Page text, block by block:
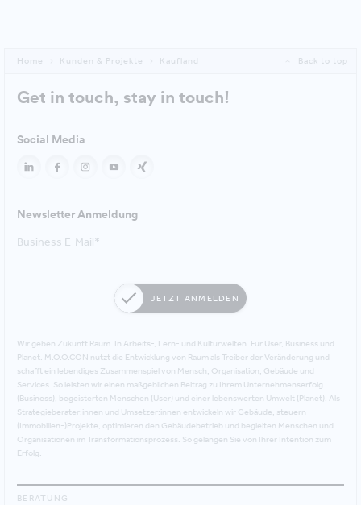
Home Kunden & Projekte Kaufland Back to top
Get in touch, stay in touch!
Social Media
Newsletter Anmeldung
JETZT ANMELDEN
Wir geben Zukunft Raum. In Arbeits-, Lern- und Kulturwelten. Für User, Business und
Planet. M.O.O.CON nutzt die Entwicklung von Raum als Treiber der Veränderung und
schafft ein lebendiges Zusammenspiel von Mensch, Organisation, Gebäude und
Services. So leisten wir einen maßgeblichen Beitrag zu Ihrem Unternehmenserfolg
(Business), begeisterten Menschen (User) und einer lebenswerten Umwelt (Planet). Als
Strategieberater:innen und Umsetzer:innen entwickeln wir Gebäude, steuern
(Immobilien-)Projekte, optimieren den Gebäudebetrieb und begleiten Menschen und
Organisationen im Transformationsprozess. So gelangen Sie von Ihrer Intention zum
Erfolg.
BERATUNG